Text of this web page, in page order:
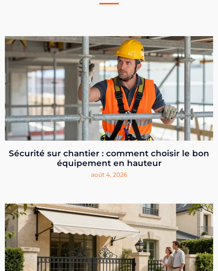
Sécurité sur chantier : comment choisir le bon
équipement en hauteur
août 4, 2026